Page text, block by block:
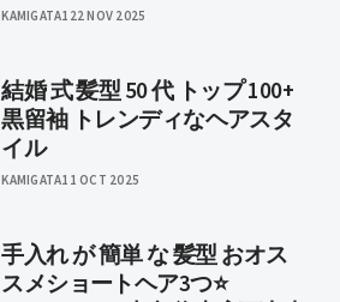
KAMIGATA1 22 NOV 2025
結婚 式 髪型 50 代 トップ 100+
黒留袖 トレンディなヘアスタ
イル
KAMIGATA11 OCT 2025
手入れ が 簡単 な 髪型 おオス
スメショートヘア3つ⭐